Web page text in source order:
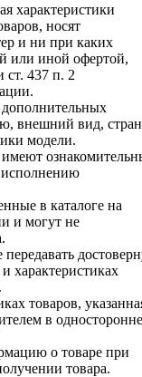
характеристики
носят
и ни при каких
или иной офертой,
ст. 437 п. 2
дополнительных
внешний вид,
модели.
исполнению
в каталоге на
и могут не
характеристиках
товаров,
в
о товаре при
товара.